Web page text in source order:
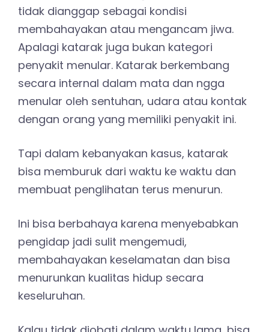
tidak dianggap sebagai kondisi
membahayakan atau mengancam jiwa.
Apalagi katarak juga bukan kategori
penyakit menular. Katarak berkembang
secara internal dalam mata dan ngga
menular oleh sentuhan, udara atau kontak
dengan orang yang memiliki penyakit ini.
Tapi dalam kebanyakan kasus, katarak
bisa memburuk dari waktu ke waktu dan
membuat penglihatan terus menurun.
Ini bisa berbahaya karena menyebabkan
pengidap jadi sulit mengemudi,
membahayakan keselamatan dan bisa
menurunkan kualitas hidup secara
keseluruhan.